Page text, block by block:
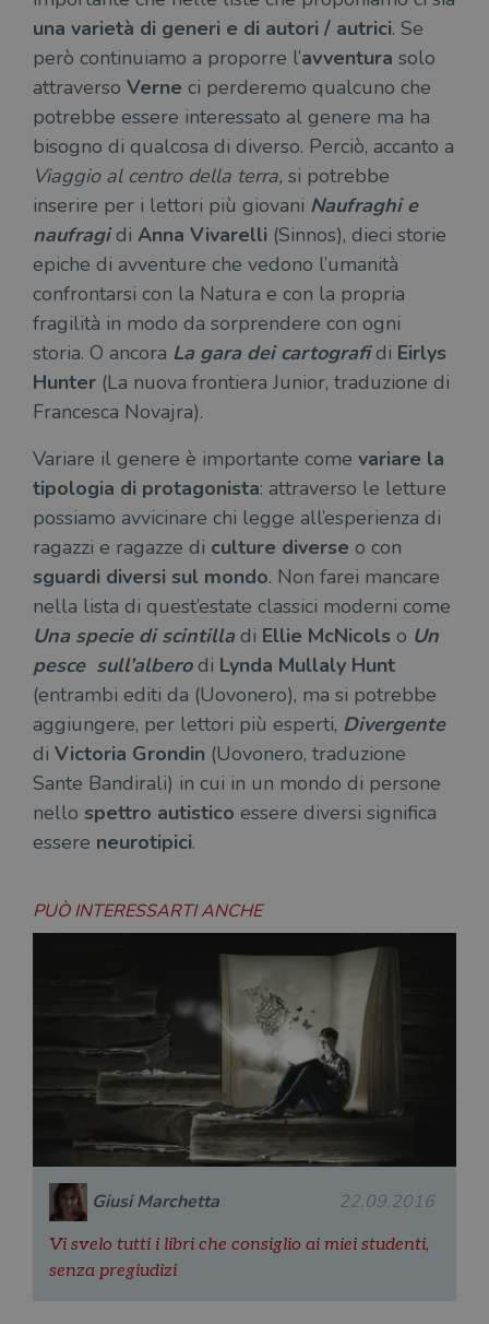
una varietà di generi e di autori / autrici. Se
però continuiamo a proporre l’avventura solo
attraverso Verne ci perderemo qualcuno che
potrebbe essere interessato al genere ma ha
bisogno di qualcosa di diverso. Perciò, accanto a
Viaggio al centro della terra, si potrebbe
inserire per i lettori più giovani Naufraghi e
naufragidi Anna Vivarelli (Sinnos), dieci storie
epiche di avventure che vedono l’umanità
confrontarsi con la Natura e con la propria
fragilità in modo da sorprendere con ogni
storia. O ancora La gara dei cartografidi Eirlys
Hunter (La nuova frontiera Junior, traduzione di
Francesca Novajra).
Variare il genere è importante come variare la
tipologia di protagonista: attraverso le letture
possiamo avvicinare chi legge all’esperienza di
ragazzi e ragazze di culture diverse o con
sguardi diversi sul mondo. Non farei mancare
nella lista di quest’estate classici moderni come
Una specie di scintilla di Ellie McNicols o Un
pesce sull’alberodi Lynda Mullaly Hunt
(entrambi editi da (Uovonero), ma si potrebbe
aggiungere, per lettori più esperti, Divergente
di Victoria Grondin (Uovonero, traduzione
Sante Bandirali) in cui in un mondo di persone
nello spettro autistico essere diversi significa
essere neurotipici.
PUÒ INTERESSARTI ANCHE
Giusi Marchetta 22.09.2016
Vi svelo tutti i libri che consiglio ai miei studenti,
senza pregiudizi